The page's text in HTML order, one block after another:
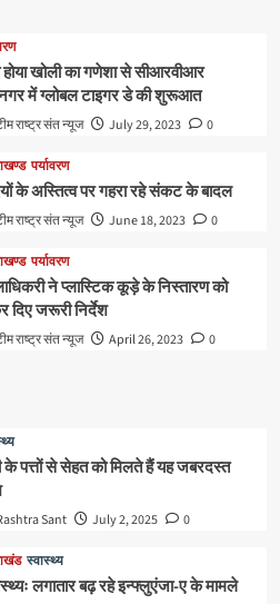
होया खोली का गणेशा से सीआरवीआर
में ग्लोबल टाइगर डे की शुरूआत
राष्ट्र संत न्यूज July 29, 2023 0
पर्यावरण
के अस्तित्व पर गहरा रहे संकट के बादल
राष्ट्र संत न्यूज June 18, 2023 0
पर्यावरण
ने प्लास्टिक कूड़े के निस्तारण को
दिए जरूरी निर्देश
राष्ट्र संत न्यूज April 26, 2023 0
के पत्तों से सेहत को मिलते हैं यह जबरदस्त
Sant July 2, 2025 0
स्वास्थ्य
लगातार बढ़ रहे इन्फ्लुएंजा-ए के मामले